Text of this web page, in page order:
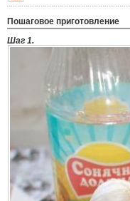
Пошаговое приготовление
Шаг 1.